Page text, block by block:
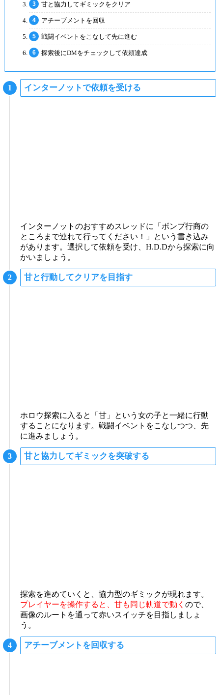
甘と協力してギミックをクリア
アチーブメントを回収
戦闘イベントをこなして先に進む
探索後にDMをチェックして依頼達成
インターノットで依頼を受ける
インターノットのおすすめスレッドに「ボンプ行商の
ところまで連れて行ってください！」という書き込み
があります。選択して依頼を受け、H.D.Dから探索に向
かいましょう。
甘と行動してクリアを目指す
ホロウ探索に入ると「甘」という女の子と一緒に行動
することになります。戦闘イベントをこなしつつ、先
に進みましょう。
甘と協力してギミックを突破する
探索を進めていくと、協力型のギミックが現れます。
プレイヤーを操作すると、甘も同じ軌道で動く ので、
画像のルートを通って赤いスイッチを目指しましょ
う。
アチーブメントを回収する